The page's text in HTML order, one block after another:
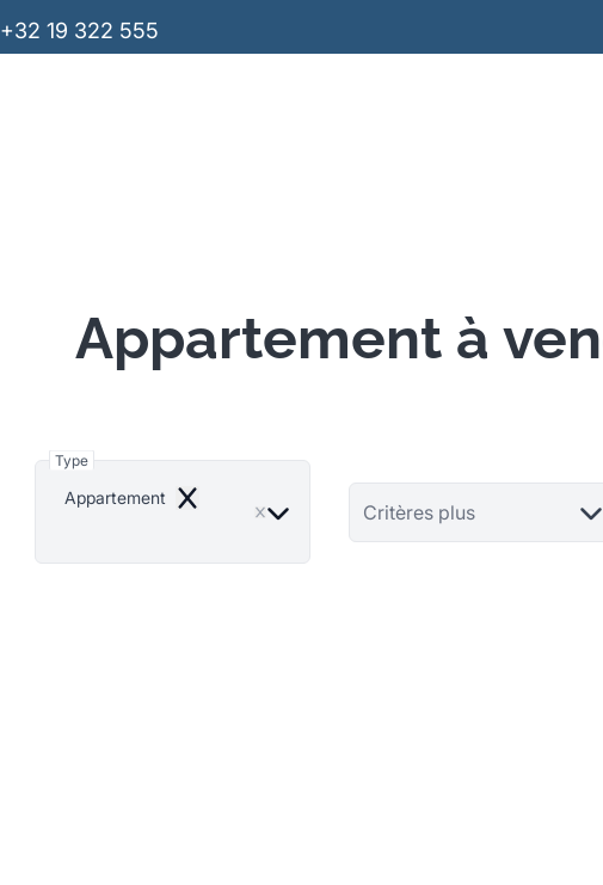
+32 19 322 555
Appartement à
Type
Appartement
Remove Critères plus